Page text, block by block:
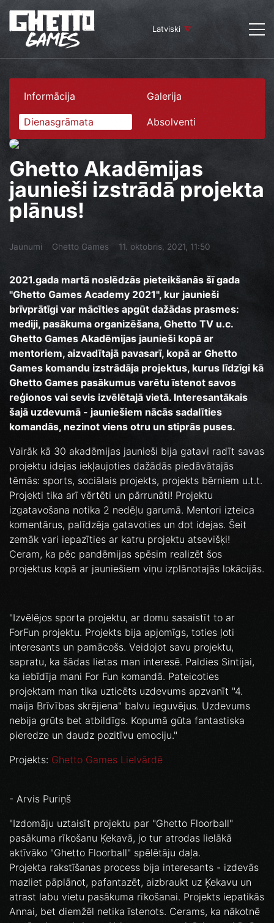
Latviski
Informācija Galerija
Dienasgrāmata Absolventi
Ghetto Akadēmijas
jaunieši izstrādā projekta
plānus!
Jaunumi Ghetto Games 11. oktobris, 2021, 11:50
2021.gada martā noslēdzās pieteikšanās šī gada
"Ghetto Games Academy 2021", kur jaunieši
brīvprātīgi var mācīties apgūt dažādas prasmes:
mediji, pasākuma organizēšana, Ghetto TV u.c.
Ghetto Games Akadēmijas jaunieši kopā ar
mentoriem, aizvadītajā pavasarī, kopā ar Ghetto
Games komandu izstrādāja projektus, kurus līdzīgi kā
Ghetto Games pasākumus varētu īstenot savos
reģionos vai sevis izvēlētajā vietā. Interesantākais
šajā uzdevumā - jauniešiem nācās sadalīties
komandās, nezinot viens otru un stiprās puses.
Vairāk kā 30 akadēmijas jaunieši bija gatavi radīt savas
projektu idejas iekļaujoties dažādās piedāvātajās
tēmās: sports, sociālais projekts, projekts bērniem u.t.t.
Projekti tika arī vērtēti un pārrunāti! Projektu
izgatavošana notika 2 nedēļu garumā. Mentori izteica
komentārus, palīdzēja gatavoties un dot idejas. Šeit
zemāk vari iepazīties ar katru projektu atsevišķi!
Ceram, ka pēc pandēmijas spēsim realizēt šos
projektus kopā ar jauniešiem viņu izplānotajās lokācijās.
"Izvēlējos sporta projektu, ar domu sasaistīt to ar
ForFun projektu. Projekts bija apjomīgs, toties ļoti
interesants un pamācošs. Veidojot savu projektu,
sapratu, ka šādas lietas man interesē. Paldies Sintijai,
ka iebīdīja mani For Fun komandā. Pateicoties
projektam man tika uzticēts uzdevums apzvanīt "4.
maija Brīvības skrējiena" balvu ieguvējus. Uzdevums
nebija grūts bet atbildīgs. Kopumā gūta fantastiska
pieredze un daudz pozitīvu emociju."
Projekts: Ghetto Games Lielvārdē
- Arvis Puriņš
"Izdomāju uztaisīt projektu par "Ghetto Floorball"
pasākuma rīkošanu Ķekavā, jo tur atrodas lielākā
aktīvāko "Ghetto Floorball" spēlētāju daļa.
Projekta rakstīšanas process bija interesants - izdevās
mazliet pāplānot, pafantazēt, aizbraukt uz Ķekavu un
atrast labu vietu pasākuma rīkošanai. Projekts iepatikās
Annai, bet diemžēl netika īstenots. Cerams, ka nākotnē